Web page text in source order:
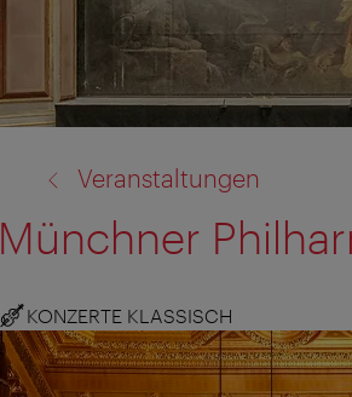
Veranstaltungen
Münchner
KONZERTE KLASSISCH